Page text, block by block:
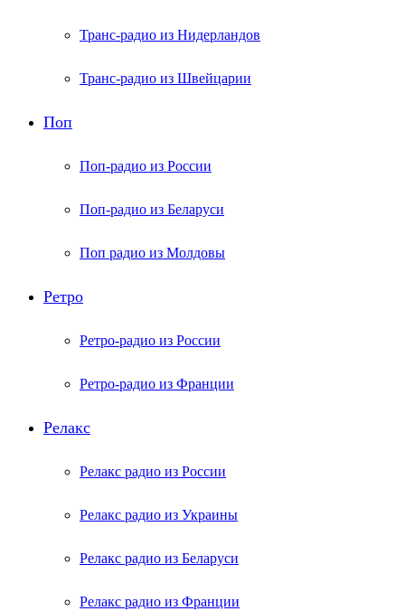
Транс-радио из Нидерландов
Транс-радио из Швейцарии
Поп
Поп-радио из России
Поп-радио из Беларуси
Поп радио из Молдовы
Ретро
Ретро-радио из России
Ретро-радио из Франции
Релакс
Релакс радио из России
Релакс радио из Украины
Релакс радио из Беларуси
Релакс радио из Франции